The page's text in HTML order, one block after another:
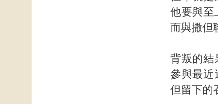
他要與至
而與撒但
背叛的結
參與最近
但留下的